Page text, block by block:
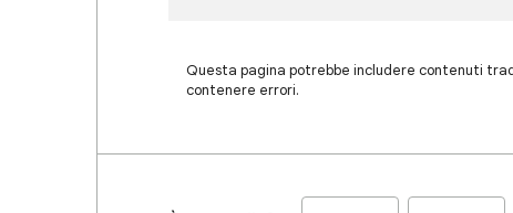
Questa pagina potrebbe includere contenuti
contenere errori.